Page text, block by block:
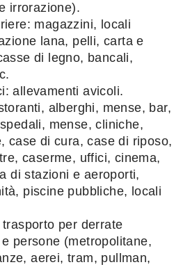
irrorazione).
magazzini, locali
lana, pelli, carta e
di legno, bancali,
allevamenti avicoli.
alberghi, mense, bar,
mense, cliniche,
case di cura, case di riposo,
caserme, uffici, cinema,
di stazioni e aeroporti,
piscine pubbliche, locali
per derrate
persone (metropolitane,
aerei, tram, pullman,